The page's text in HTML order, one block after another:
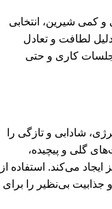
و کمی شیرین، انتخابی
لطافت و تعادل
کاری و حتی
شادابی و تازگی را
گلی و پیچیده،
می‌کند. استفاده از
بی‌نظیر را برای